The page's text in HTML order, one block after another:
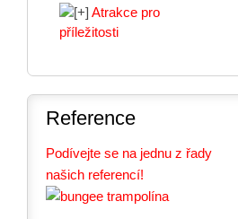
Atrakce pro
příležitosti
Reference
Podívejte se na jednu z řady
našich referencí!